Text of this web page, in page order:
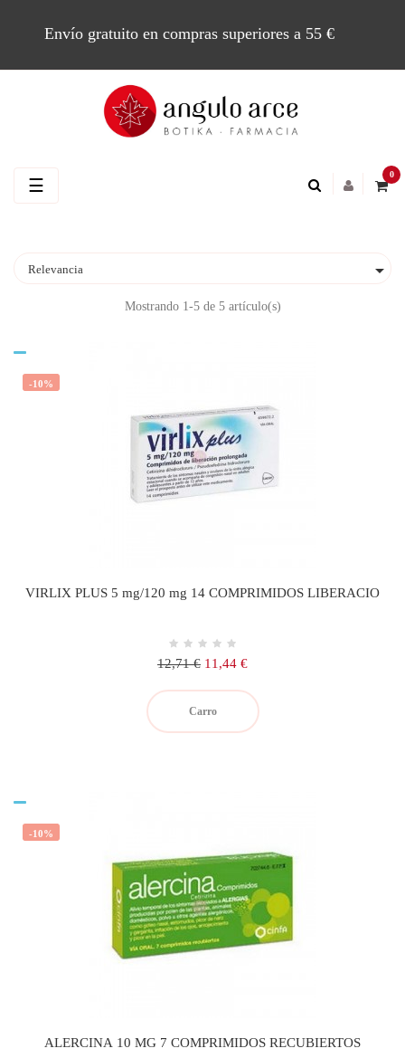
Envío gratuito en compras superiores a 55 €
0
Navegación
☰
Relevancia 
Mostrando 1-5 de 5 artículo(s)
-10%
VIRLIX PLUS 5 mg/120 mg 14 COMPRIMIDOS LIBERACIO
Precio
12,71 € Precio
11,44 €
Carro
-10%
ALERCINA 10 MG 7 COMPRIMIDOS RECUBIERTOS